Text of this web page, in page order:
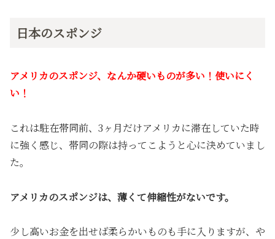
日本のスポンジ
アメリカのスポンジ、なんか硬いものが多い！使いにく
い！
これは駐在帯同前、3ヶ月だけアメリカに滞在していた時
に強く感じ、帯同の際は持ってこようと心に決めていまし
た。
アメリカのスポンジは、薄くて伸縮性がないです。
少し高いお金を出せば柔らかいものも手に入りますが、や